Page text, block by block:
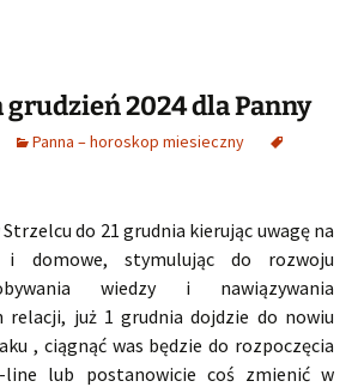
2024 dla Panny
Panna – horoskop miesieczny
Strzelcu do 21 grudnia kierując uwagę na
i domowe, stymulując do rozwoju
wiedzy i nawiązywania
relacji, już 1 grudnia dojdzie do nowiu
, ciągnąć was będzie do rozpoczęcia
line lub postanowicie coś zmienić w